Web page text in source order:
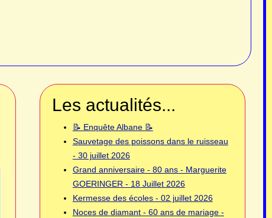
Les actualités...
📝 Enquête Albane 📝
Sauvetage des poissons dans le ruisseau
- 30 juillet 2026
Grand anniversaire - 80 ans - Marguerite
GOERINGER - 18 Juillet 2026
Kermesse des écoles - 02 juillet 2026
Noces de diamant - 60 ans de mariage -